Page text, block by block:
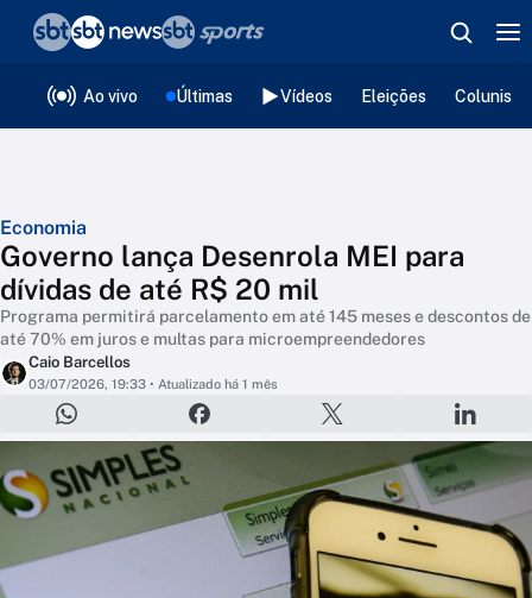
Ao vivo Últimas Vídeos Eleições
Economia
Governo lança Desenrola MEI para
dívidas de até R$ 20 mil
Programa permitirá parcelamento em até 145 meses e descontos de
até 70% em juros e multas para microempreendedores
Caio Barcellos
03/07/2026, 19:33 • Atualizado há 1 mês
❮voltar
Editorias